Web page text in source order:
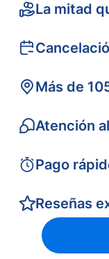
La mitad
Más de
Atención
Pago
Reseñas